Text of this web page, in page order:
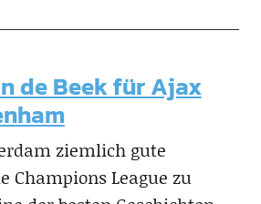
de Beek für Ajax
ziemlich gute
Champions League zu